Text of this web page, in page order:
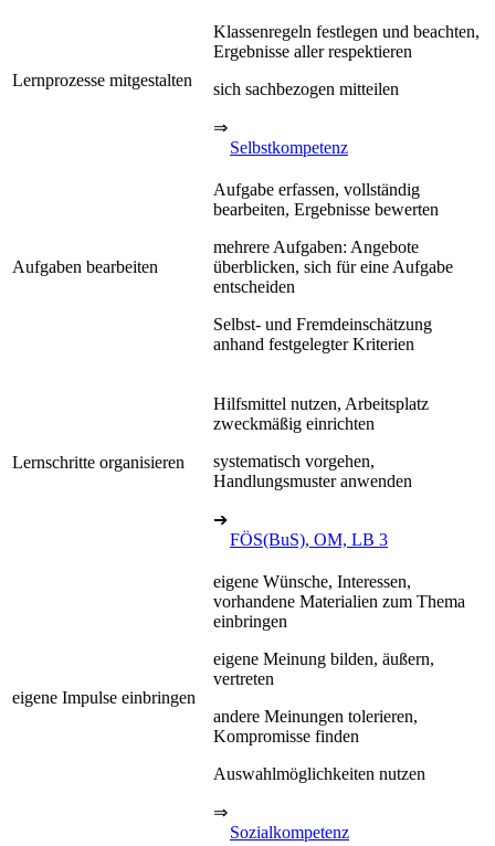
Lernprozesse mitgestalten
Klassenregeln festlegen und beachten,
Ergebnisse aller respektieren
sich sachbezogen mitteilen
⇒
Selbstkompetenz
Aufgaben bearbeiten
Aufgabe erfassen, vollständig
bearbeiten, Ergebnisse bewerten
mehrere Aufgaben: Angebote
überblicken, sich für eine Aufgabe
entscheiden
Selbst- und Fremdeinschätzung
anhand festgelegter Kriterien
Lernschritte organisieren
Hilfsmittel nutzen, Arbeitsplatz
zweckmäßig einrichten
systematisch vorgehen,
Handlungsmuster anwenden
➔
FÖS(BuS), OM, LB 3
eigene Impulse einbringen
eigene Wünsche, Interessen,
vorhandene Materialien zum Thema
einbringen
eigene Meinung bilden, äußern,
vertreten
andere Meinungen tolerieren,
Kompromisse finden
Auswahlmöglichkeiten nutzen
⇒
Sozialkompetenz